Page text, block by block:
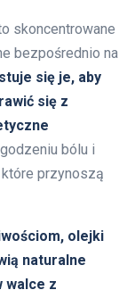
skoncentrowane
bezpośrednio na
się je, aby
się z
bólu i
które przynoszą
olejki
naturalne
walce z